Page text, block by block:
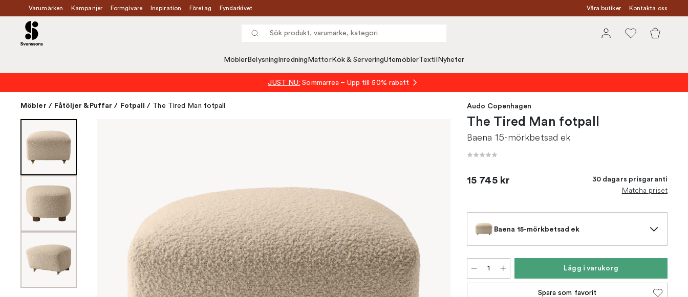
Varumärken Kampanjer Formgivare Inspiration Företag Fyndarkivet Våra butiker Kontakta oss
Möbler Belysning Inredning MattorKök & ServeringUtemöblerTextil Nyheter
JUST NU: Sommarrea – Upp till 50% rabatt
Möbler / Fåtöljer & Puffar / Fotpall / The Tired Man fotpall Audo Copenhagen
The Tired Man fotpall
Baena 15-mörkbetsad ek
15 745 kr 30 dagars prisgaranti
Matcha priset
Baena 15-mörkbetsad ek
Lägg i varukorg
Spara som favorit